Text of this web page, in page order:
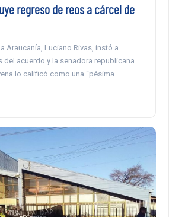
regreso de reos a cárcel de
Araucanía, Luciano Rivas, instó a
del acuerdo y la senadora republicana
lo calificó como una “pésima